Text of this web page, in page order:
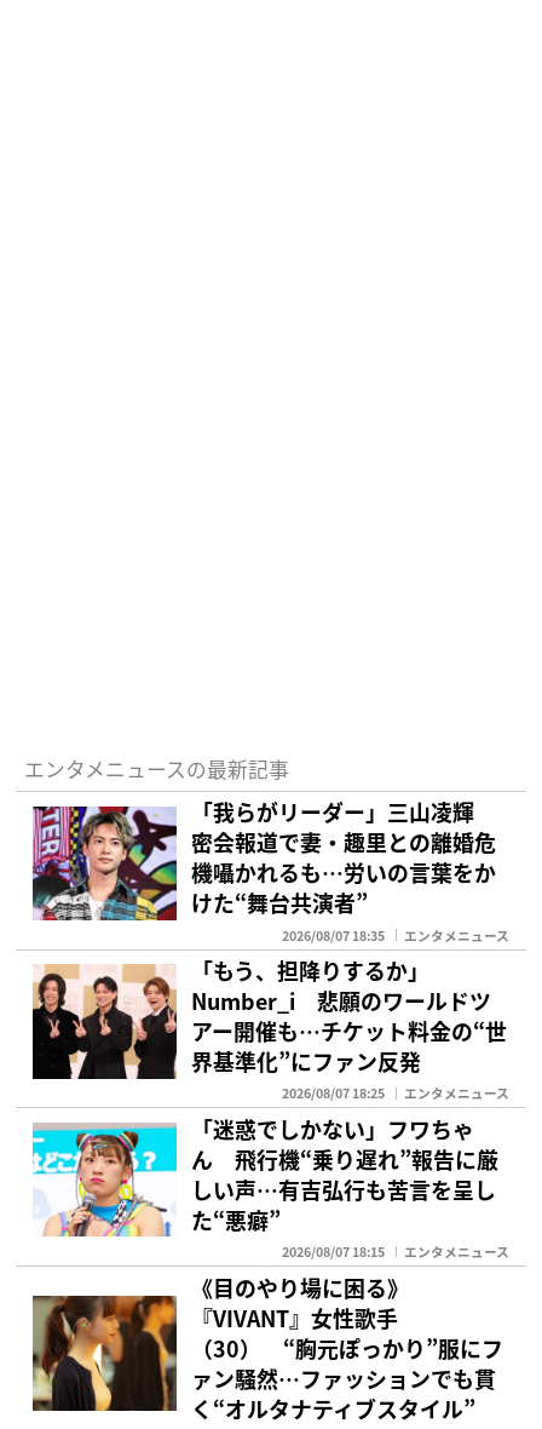
エンタメニュースの最新記事
「我らがリーダー」三山凌輝
密会報道で妻・趣里との離婚危
機囁かれるも…労いの言葉をか
けた“舞台共演者”
2026/08/07 18:35 エンタメニュース
「もう、担降りするか」
Number_i 悲願のワールドツ
アー開催も…チケット料金の“世
界基準化”にファン反発
2026/08/07 18:25 エンタメニュース
「迷惑でしかない」フワちゃ
ん 飛行機“乗り遅れ”報告に厳
しい声…有吉弘行も苦言を呈し
た“悪癖”
2026/08/07 18:15 エンタメニュース
《目のやり場に困る》
『VIVANT』女性歌手
（30） “胸元ぽっかり”服にフ
ァン騒然…ファッションでも貫
く“オルタナティブスタイル”